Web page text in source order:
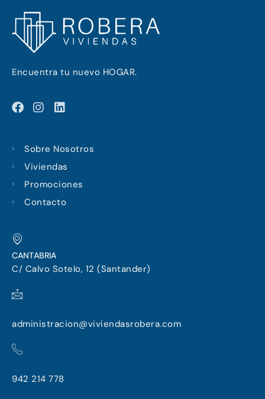
Encuentra tu nuevo HOGAR.
F
b
I
a
g
a
m
L
k
e
d
i
n
Sobre Nosotros
Viviendas
Promociones
Contacto
CANTABRIA
C/ Calvo Sotelo, 12 (Santander)
administracion@viviendasrobera.com
942 214 778